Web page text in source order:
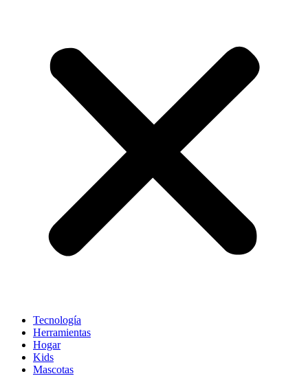
Tecnología
Herramientas
Hogar
Kids
Mascotas